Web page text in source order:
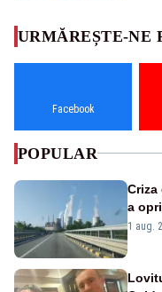
URMĂREȘTE-NE
Facebook
POPULAR
Criza
a
de la
1 aug.